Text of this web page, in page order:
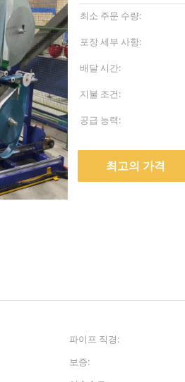
최소 주문 수량:
포장 세부 사항:
배달 시간:
지불 조건:
공급 능력:
최고의 가격
파이프 직경:
보증: